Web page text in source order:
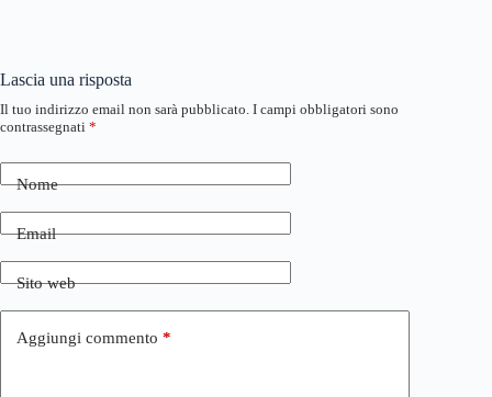
Lascia una risposta
Il tuo indirizzo email non sarà pubblicato. I campi obbligatori sono
contrassegnati *
Nome
Email
Sito web
Aggiungi commento *